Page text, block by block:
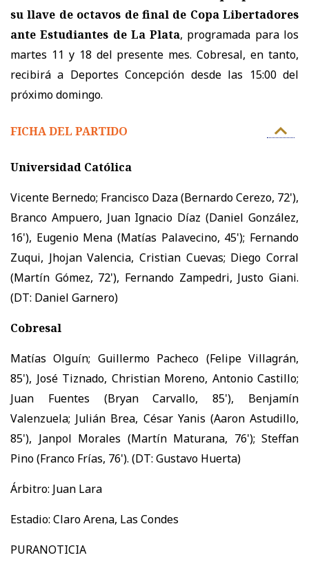
su llave de octavos de final de Copa Libertadores
ante Estudiantes de La Plata, programada para los
martes 11 y 18 del presente mes. Cobresal, en tanto,
recibirá a Deportes Concepción desde las 15:00 del
próximo domingo.
FICHA DEL PARTIDO
Universidad Católica
Vicente Bernedo; Francisco Daza (Bernardo Cerezo, 72'),
Branco Ampuero, Juan Ignacio Díaz (Daniel González,
16'), Eugenio Mena (Matías Palavecino, 45'); Fernando
Zuqui, Jhojan Valencia, Cristian Cuevas; Diego Corral
(Martín Gómez, 72'), Fernando Zampedri, Justo Giani.
(DT: Daniel Garnero)
Cobresal
Matías Olguín; Guillermo Pacheco (Felipe Villagrán,
85'), José Tiznado, Christian Moreno, Antonio Castillo;
Juan Fuentes (Bryan Carvallo, 85'), Benjamín
Valenzuela; Julián Brea, César Yanis (Aaron Astudillo,
85'), Janpol Morales (Martín Maturana, 76'); Steffan
Pino (Franco Frías, 76'). (DT: Gustavo Huerta)
Árbitro: Juan Lara
Estadio: Claro Arena, Las Condes
PURANOTICIA